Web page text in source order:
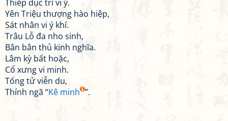
Thiếp dục trí vi ý.
Yên Triệu thượng hào hiệp,
Sát nhân vi ý khí.
Trâu Lỗ đa nho sinh,
Bân bân thủ kinh nghĩa.
Lâm kỳ bất hoặc,
Cổ xưng vi minh.
Tống tử viễn du,
Thính ngã “Kê minh ”.